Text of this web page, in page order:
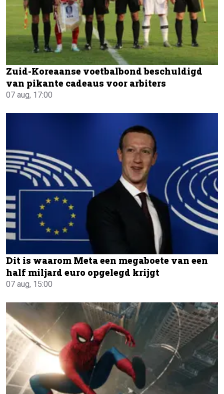
Zuid-Koreaanse voetbalbond beschuldigd
van pikante cadeaus voor arbiters
07 aug, 17:00
Dit is waarom Meta een megaboete van een
half miljard euro opgelegd krijgt
07 aug, 15:00